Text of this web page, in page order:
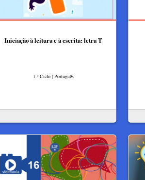
Iniciação à leitura e à escrita: letra T
1.º Ciclo | Português